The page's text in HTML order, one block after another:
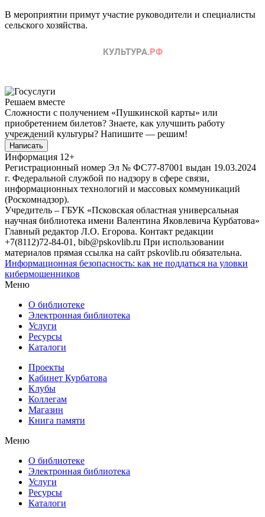
В мероприятии примут участие руководители и специалисты
сельского хозяйства.
Решаем вместе
Сложности с получением «Пушкинской карты» или
приобретением билетов? Знаете, как улучшить работу
учреждений культуры? Напишите — решим!
Написать
Информация 12+
Регистрационный номер Эл № ФС77-87001 выдан 19.03.2024
г. Федеральной службой по надзору в сфере связи,
информационных технологий и массовых коммуникаций
(Роскомнадзор).
Учредитель – ГБУК «Псковская областная универсальная
научная библиотека имени Валентина Яковлевича Курбатова»
Главный редактор Л.О. Егорова. Контакт редакции
+7(8112)72-84-01, bib@pskovlib.ru При использовании
материалов прямая ссылка на сайт pskovlib.ru обязательна.
Информационная безопасность: как не поддаться на уловки
кибермошенников
Меню
О библиотеке
Электронная библиотека
Услуги
Ресурсы
Каталоги
Проекты
Кабинет Курбатова
Клубы
Коллегам
Магазин
Книга памяти
Меню
О библиотеке
Электронная библиотека
Услуги
Ресурсы
Каталоги